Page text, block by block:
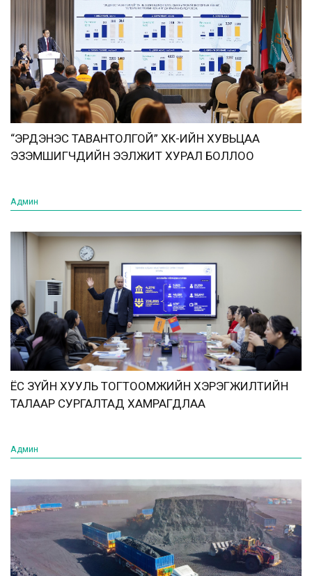
“ЭРДЭНЭС ТАВАНТОЛГОЙ” ХК-ИЙН ХУВЬЦАА
ЭЗЭМШИГЧДИЙН ЭЭЛЖИТ ХУРАЛ БОЛЛОО
Админ
ЁС ЗҮЙН ХУУЛЬ ТОГТООМЖИЙН ХЭРЭГЖИЛТИЙН
ТАЛААР СУРГАЛТАД ХАМРАГДЛАА
Админ